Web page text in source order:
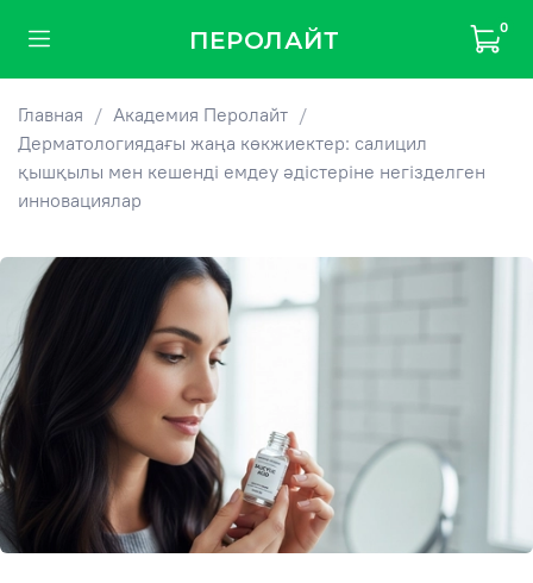
ПЕРОЛАЙТ 0
Главная
Академия Перолайт
Дерматологиядағы жаңа көкжиектер: салицил
қышқылы мен кешенді емдеу әдістеріне негізделген
инновациялар